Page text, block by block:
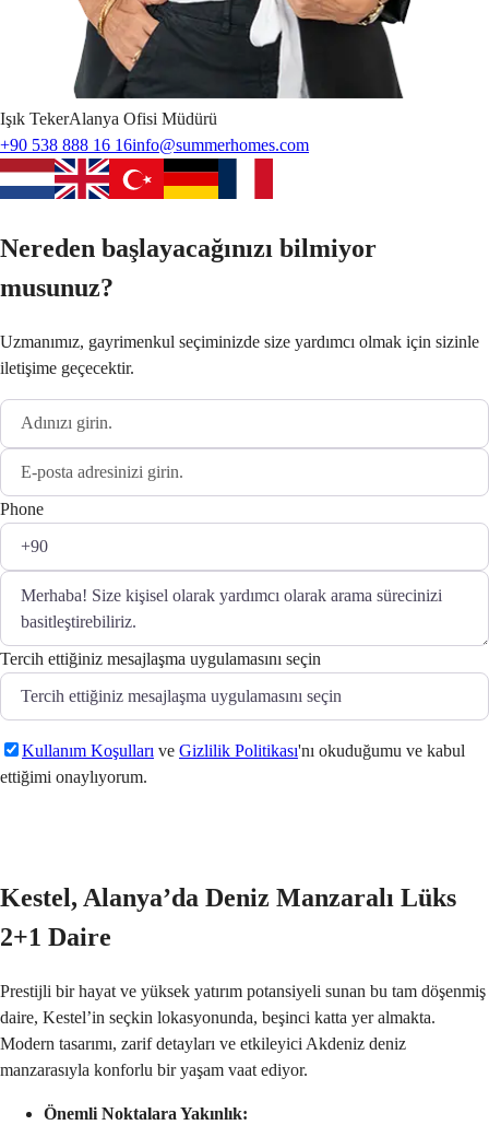
Işık TekerAlanya Ofisi Müdürü
+90 538 888 16 16info@summerhomes.com
Nereden başlayacağınızı bilmiyor
musunuz?
Uzmanımız, gayrimenkul seçiminizde size yardımcı olmak için sizinle
iletişime geçecektir.
Phone
Tercih ettiğiniz mesajlaşma uygulamasını seçin
Kullanım Koşulları ve Gizlilik Politikası'nı okuduğumu ve kabul
ettiğimi onaylıyorum.
Kestel, Alanya’da Deniz Manzaralı Lüks
2+1 Daire
Prestijli bir hayat ve yüksek yatırım potansiyeli sunan bu tam döşenmiş
daire, Kestel’in seçkin lokasyonunda, beşinci katta yer almakta.
Modern tasarımı, zarif detayları ve etkileyici Akdeniz deniz
manzarasıyla konforlu bir yaşam vaat ediyor.
Önemli Noktalara Yakınlık: